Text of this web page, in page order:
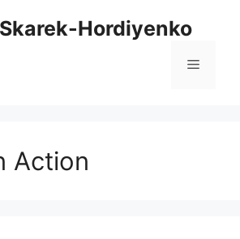
Hordiyenko
Meny
Action